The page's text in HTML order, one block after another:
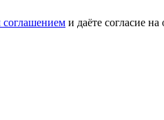
соглашением и даёте согласие на